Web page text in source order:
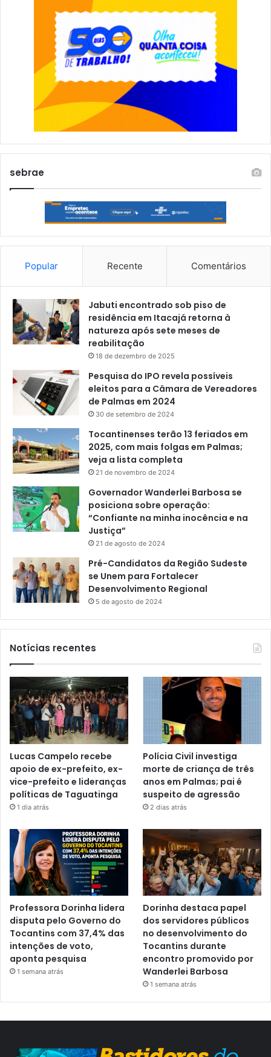
sebrae
Popular Recente Comentários
Jabuti encontrado sob piso de
residência em Itacajá retorna à
natureza após sete meses de
reabilitação
18 de dezembro de 2025
Pesquisa do IPO revela possíveis
eleitos para a Câmara de Vereadores
de Palmas em 2024
30 de setembro de 2024
Tocantinenses terão 13 feriados em
2025, com mais folgas em Palmas;
veja a lista completa
21 de novembro de 2024
Governador Wanderlei Barbosa se
posiciona sobre operação:
“Confiante na minha inocência e na
Justiça”
21 de agosto de 2024
Pré-Candidatos da Região Sudeste
se Unem para Fortalecer
Desenvolvimento Regional
5 de agosto de 2024
Notícias recentes
Lucas Campelo recebe
apoio de ex-prefeito, ex-
vice-prefeito e lideranças
políticas de Taguatinga
1 dia atrás
Polícia Civil investiga
morte de criança de três
anos em Palmas; pai é
suspeito de agressão
2 dias atrás
Professora Dorinha lidera
disputa pelo Governo do
Tocantins com 37,4% das
intenções de voto,
aponta pesquisa
1 semana atrás
Dorinha destaca papel
dos servidores públicos
no desenvolvimento do
Tocantins durante
encontro promovido por
Wanderlei Barbosa
1 semana atrás